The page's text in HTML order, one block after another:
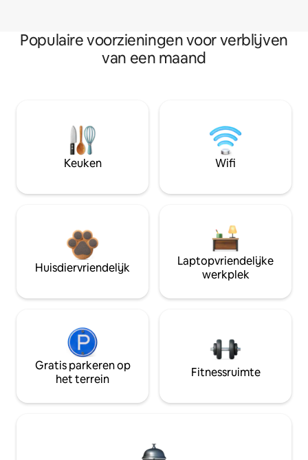
Populaire voorzieningen voor verblijven
van een maand
Keuken Wifi
Huisdiervriendelijk
Laptopvriendelijke
werkplek
Gratis parkeren op
het terrein
Fitnessruimte